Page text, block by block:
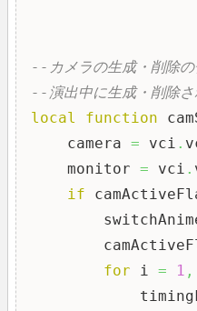
--カメラの生成・削除の
--演出中に生成・削除さ
local
function
    camera
= vci .
    monitor
= vci .
if
for i = 1 ,